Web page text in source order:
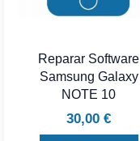
Reparar Software
Samsung Galaxy
NOTE 10
30,00 €